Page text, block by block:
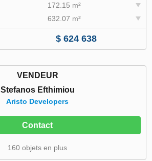
172.15 m²
632.07 m²
$ 624 638
VENDEUR
Stefanos Efthimiou
Aristo Developers
Contact
160 objets en plus